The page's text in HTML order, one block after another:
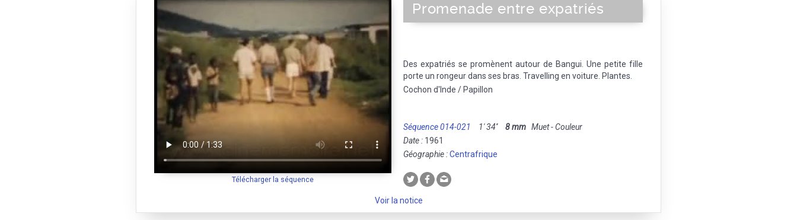
Télécharger la séquence
Promenade entre expatriés
Des expatriés se promènent autour de Bangui. Une petite fille
porte un rongeur dans ses bras. Travelling en voiture. Plantes.
Cochon d'Inde / Papillon
Séquence 014-021 1' 34'' 8 mm Muet - Couleur
Date : 1961
Géographie :Centrafrique
Voir la notice